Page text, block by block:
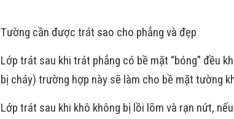
Tường cần được trát sao cho phẳng và đẹp
Lớp trát sau khi trát phẳng có bề mặt “bóng” đều
bị cháy) trường hợp này sẽ làm cho bề mặt tường
Lớp trát sau khi khô không bị lồi lõm và rạn nứt,